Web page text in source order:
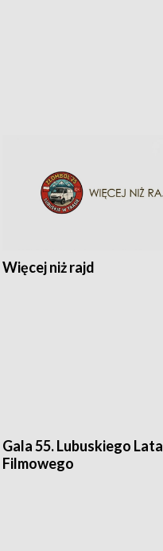
Więcej niż rajd
Gala 55. Lubuskiego Lata
Filmowego